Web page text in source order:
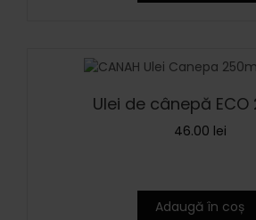
Ulei de cânepă ECO
46.00 lei
Adaugă în coș